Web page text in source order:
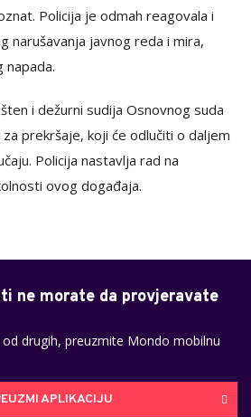
Policija je odmah reagovala i
narušavanja javnog reda i mira,
napada.
i dežurni sudija Osnovnog suda
prekršaje, koji će odlučiti o daljem
Policija nastavlja rad na
ovog događaja.
ne morate da provjeravate
drugih, preuzmite Mondo mobilnu
APLIKACIJU